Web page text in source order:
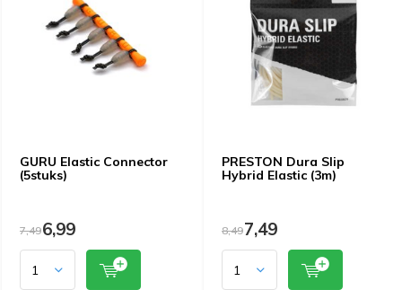
GURU Elastic Connector
(5stuks)
7,496,99
PRESTON Dura Slip
Hybrid Elastic (3m)
8,497,49